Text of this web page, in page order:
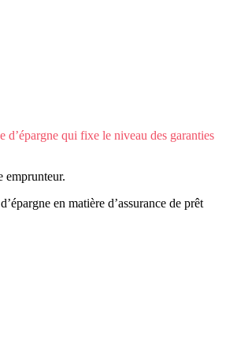
d’épargne qui fixe le niveau des garanties
emprunteur.
en matière d’assurance de prêt